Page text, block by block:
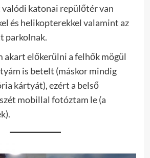
katonai repülőtér van
és helikopterekkel valamint az
parkolnak.
akart előkerülni a felhők mögül
is betelt (máskor mindig
kártyát), ezért a belső
mobillal fotóztam le (a